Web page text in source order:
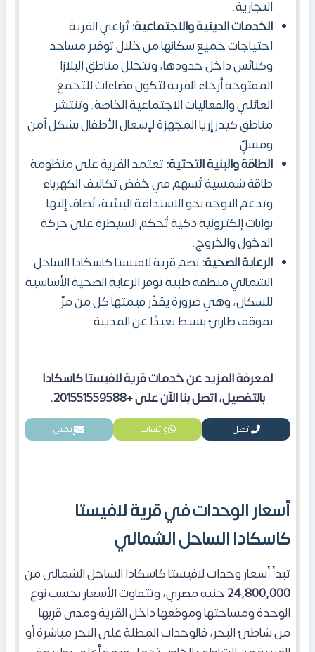
التجارية.
الخدمات الدينية والاجتماعية:تُراعي القرية
احتياجات جميع سكانها من خلال توفير مساجد
وكنائس داخل حدودها، وتتخلل مناطق البلازا
المفتوحة أرجاء القرية لتكون فضاءات للتجمع
العائلي والفعاليات الاجتماعية الخاصة. وتنتشر
مناطق كيدز إريا المجهزة لإشغال الأطفال بشكل آمن
ومسلٍّ.
الطاقة والبنية التحتية:تعتمد القرية على منظومة
طاقة شمسية تُسهم في خفض تكاليف الكهرباء
وتدعم التوجه نحو الاستدامة البيئية، تُضاف إليها
بوابات إلكترونية ذكية تُحكم السيطرة على حركة
الدخول والخروج.
الرعاية الصحية:تضم قرية لافيستا كاسكادا الساحل
الشمالي منطقة طبية توفر الرعاية الصحية الأساسية
للسكان، وهي ضرورة يقدّر قيمتها كل من مرّ
بموقف طارئ بسيط بعيدًا عن المدينة.
لمعرفة المزيد عن خدمات قرية لافيستا كاسكادا
بالتفصيل، اتصل بنا الآن على +201551559588.
اتصل واتساب إيميل
أسعار الوحدات في قرية لافيستا
كاسكادا الساحل الشمالي
تبدأ أسعار وحدات لافيستا كاسكادا الساحل الشمالي من
24,800,000جنيه مصري، وتتفاوت الأسعار بحسب نوع
الوحدة ومساحتها وموقعها داخل القرية ومدى قربها
من شاطئ البحر،فالوحدات المطلة على البحر مباشرة أو